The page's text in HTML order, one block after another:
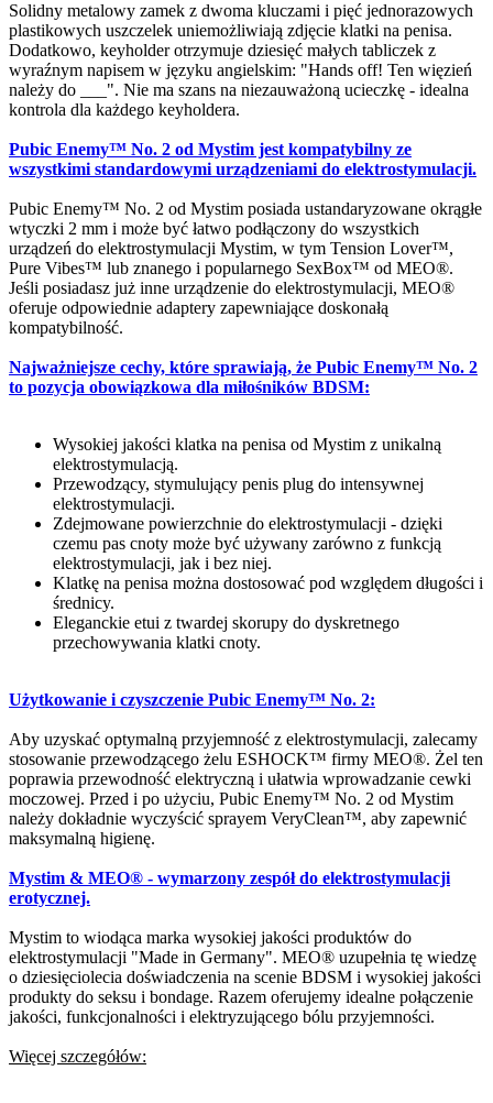
Solidny metalowy zamek z dwoma kluczami i pięć jednorazowych
plastikowych uszczelek uniemożliwiają zdjęcie klatki na penisa.
Dodatkowo, keyholder otrzymuje dziesięć małych tabliczek z
wyraźnym napisem w języku angielskim: "Hands off! Ten więzień
należy do ___". Nie ma szans na niezauważoną ucieczkę - idealna
kontrola dla każdego keyholdera.
Pubic Enemy™ No. 2 od Mystim jest kompatybilny ze
wszystkimi standardowymi urządzeniami do elektrostymulacji.
Pubic Enemy™ No. 2 od Mystim posiada ustandaryzowane okrągłe
wtyczki 2 mm i może być łatwo podłączony do wszystkich
urządzeń do elektrostymulacji Mystim, w tym Tension Lover™,
Pure Vibes™ lub znanego i popularnego SexBox™ od MEO®.
Jeśli posiadasz już inne urządzenie do elektrostymulacji, MEO®
oferuje odpowiednie adaptery zapewniające doskonałą
kompatybilność.
Najważniejsze cechy, które sprawiają, że Pubic Enemy™ No. 2
to pozycja obowiązkowa dla miłośników BDSM:
Wysokiej jakości klatka na penisa od Mystim z unikalną
elektrostymulacją.
Przewodzący, stymulujący penis plug do intensywnej
elektrostymulacji.
Zdejmowane powierzchnie do elektrostymulacji - dzięki
czemu pas cnoty może być używany zarówno z funkcją
elektrostymulacji, jak i bez niej.
Klatkę na penisa można dostosować pod względem długości i
średnicy.
Eleganckie etui z twardej skorupy do dyskretnego
przechowywania klatki cnoty.
Użytkowanie i czyszczenie Pubic Enemy™ No. 2:
Aby uzyskać optymalną przyjemność z elektrostymulacji, zalecamy
stosowanie przewodzącego żelu ESHOCK™ firmy MEO®. Żel ten
poprawia przewodność elektryczną i ułatwia wprowadzanie cewki
moczowej. Przed i po użyciu, Pubic Enemy™ No. 2 od Mystim
należy dokładnie wyczyścić sprayem VeryClean™, aby zapewnić
maksymalną higienę.
Mystim & MEO® - wymarzony zespół do elektrostymulacji
erotycznej.
Mystim to wiodąca marka wysokiej jakości produktów do
elektrostymulacji "Made in Germany". MEO® uzupełnia tę wiedzę
o dziesięciolecia doświadczenia na scenie BDSM i wysokiej jakości
produkty do seksu i bondage. Razem oferujemy idealne połączenie
jakości, funkcjonalności i elektryzującego bólu przyjemności.
Więcej szczegółów: